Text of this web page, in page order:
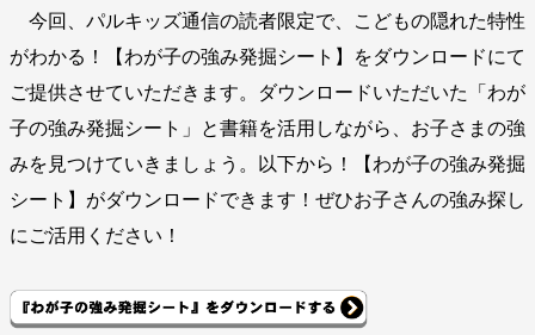
今回、パルキッズ通信の読者限定で、こどもの隠れた特性
がわかる！【わが子の強み発掘シート】をダウンロードにて
ご提供させていただきます。ダウンロードいただいた「わが
子の強み発掘シート」と書籍を活用しながら、お子さまの強
みを見つけていきましょう。以下から！【わが子の強み発掘
シート】がダウンロードできます！ぜひお子さんの強み探し
にご活用ください！